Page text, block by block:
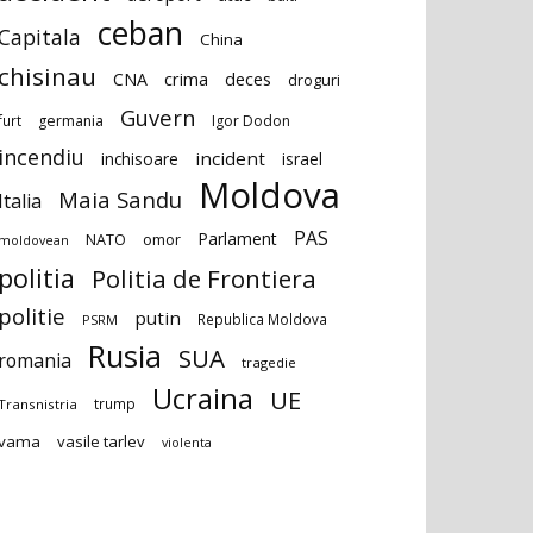
ceban China
CNA crima deces droguri
germania Guvern Igor Dodon
inchisoare incident israel
Maia Sandu Moldova
NATO omor Parlament PAS
Politia de Frontiera
PSRM putin Republica Moldova
Rusia SUA tragedie
trump Ucraina UE
vasile tarlev violenta